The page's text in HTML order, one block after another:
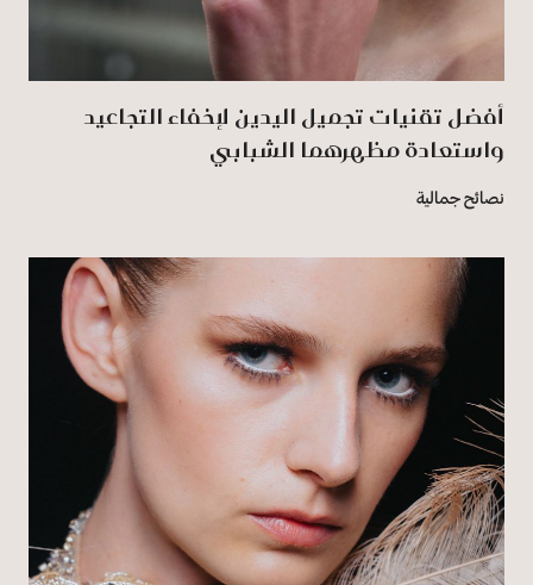
أفضل تقنيات تجميل اليدين لإخفاء التجاعيد
واستعادة مظهرهما الشبابي
نصائح جمالية